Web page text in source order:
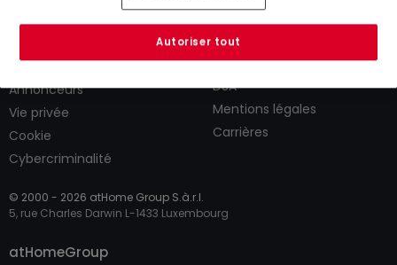
Contact
Annonceurs
Vie privée
Cookie
Cybercriminalité
CGU
CGV
DSA
Mentions légales
Carrières
© 2000 - 2026 atHome Group S.à.r.l.
5, rue Charles Darwin L-1433 Luxembourg
atHomeGroup
Autoriser tout